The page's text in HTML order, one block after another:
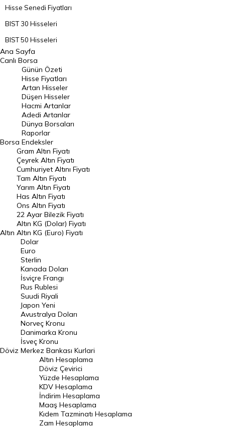
Hisse Senedi Fiyatları
BIST 30 Hisseleri
BIST 50 Hisseleri
BIST 100 Hisseleri
En Çok Artan Hisseler
En Çok Düşen Hisseler
Hacmi Artanlar
Geçmiş Kapanışlar
Dünya Borsaları
Raporlar
Endeksler
DÖVİZ
Döviz Kuru
Dolar Kuru
Euro Kuru
Pound Kuru
Frank Kuru
Riyal Kuru
Avustralya Doları
Danimarka Kronu Kuru
Kanada Doları Kuru
Norveç Kronu Kuru
İsveç Kronu Kuru
Japon Yeni Kuru
Serbest Piyasa Döviz Kurları
Merkez Bankası Döviz Kurları
Ana Sayfa
Canlı Borsa
Borsa
Günün Özeti
Hisse Fiyatları
Artan Hisseler
Düşen Hisseler
Hacmi Artanlar
Adedi Artanlar
Dünya Borsaları
Raporlar
Endeksler
Altın
Gram Altın Fiyatı
Çeyrek Altın Fiyatı
Cumhuriyet Altını Fiyatı
Tam Altın Fiyatı
Yarım Altın Fiyatı
Has Altın Fiyatı
Ons Altın Fiyatı
22 Ayar Bilezik Fiyatı
Altın KG (Dolar) Fiyatı
Altın KG (Euro) Fiyatı
Döviz
Dolar
Euro
Sterlin
Kanada Doları
İsviçre Frangı
Rus Rublesi
Suudi Riyali
Japon Yeni
Avustralya Doları
Norveç Kronu
Danimarka Kronu
İsveç Kronu
Merkez Bankası Kurlari
Altın Hesaplama
Döviz Çevirici
Yüzde Hesaplama
KDV Hesaplama
İndirim Hesaplama
Maaş Hesaplama
Kıdem Tazminatı Hesaplama
Zam Hesaplama